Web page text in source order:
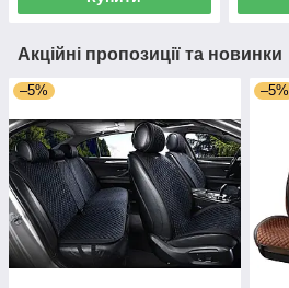
Акційні пропозиції та новинки
–5% –5%